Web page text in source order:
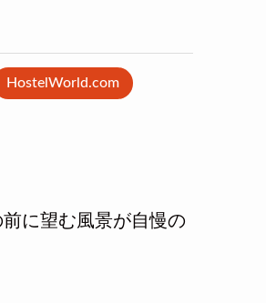
HostelWorld.com
に望む風景が自慢の